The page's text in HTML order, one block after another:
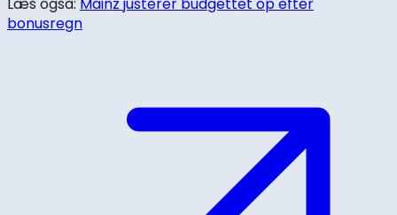
Læs også: Mainz justerer budgettet op efter
bonusregn